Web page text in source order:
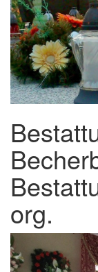
org.